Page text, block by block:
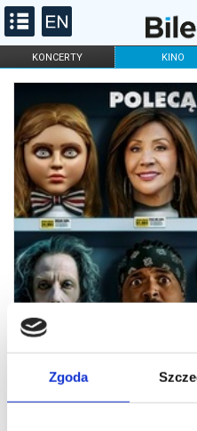
Zgoda
KONCERTY KINO
FILHARMONIA OPERA I
DLA DZIECI
ONLINE